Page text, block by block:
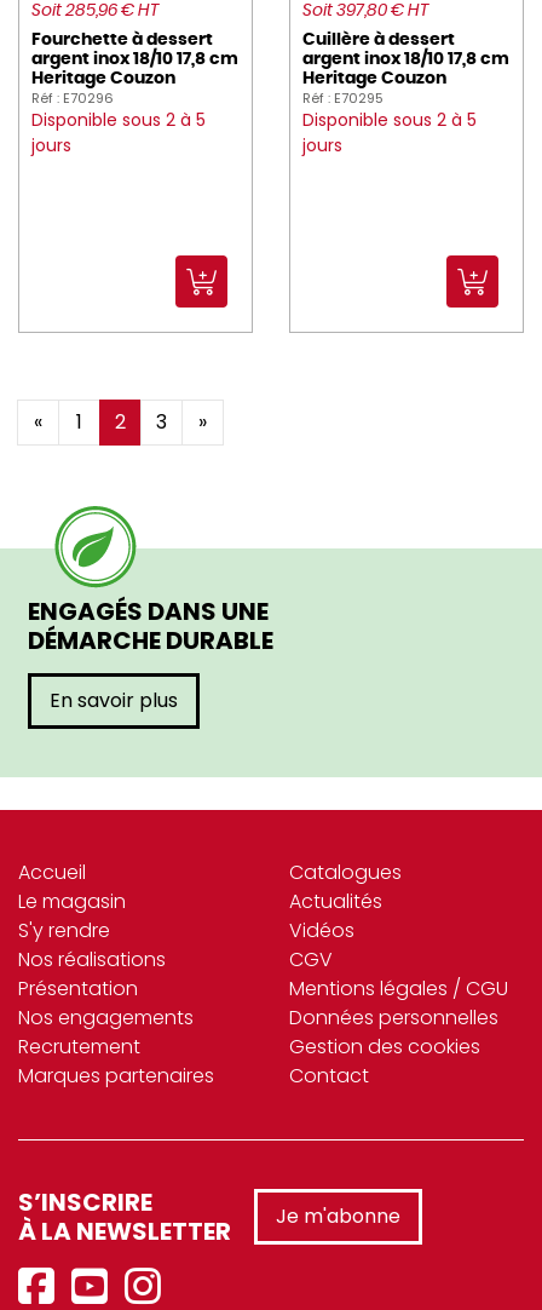
Soit 285,96 € HT
Fourchette à dessert
argent inox 18/10 17,8 cm
Heritage Couzon
Réf : E70296
Disponible sous 2 à 5
jours
Soit 397,80 € HT
Cuillère à dessert
argent inox 18/10 17,8 cm
Heritage Couzon
Réf : E70295
Disponible sous 2 à 5
jours
« 1 2 3 »
ENGAGÉS DANS UNE
DÉMARCHE DURABLE
En savoir plus
Accueil
Le magasin
S'y rendre
Nos réalisations
Présentation
Nos engagements
Recrutement
Marques partenaires
Catalogues
Actualités
Vidéos
CGV
Mentions légales / CGU
Données personnelles
Gestion des cookies
Contact
S’INSCRIRE
À LA NEWSLETTER
Je m'abonne